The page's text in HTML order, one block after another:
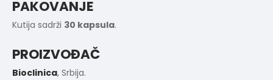
PAKOVANJE
Kutija sadrži 30 kapsula.
PROIZVOĐAČ
Bioclinica, Srbija.